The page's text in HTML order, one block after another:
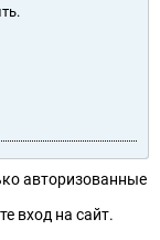
авторизованные
вход на сайт.